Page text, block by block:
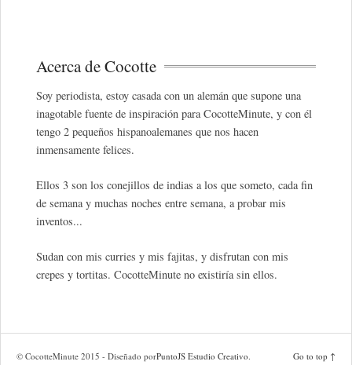
Acerca de Cocotte
Soy periodista, estoy casada con un alemán que supone una
inagotable fuente de inspiración para CocotteMinute, y con él
tengo 2 pequeños hispanoalemanes que nos hacen
inmensamente felices.
Ellos 3 son los conejillos de indias a los que someto, cada fin
de semana y muchas noches entre semana, a probar mis
inventos...
Sudan con mis curries y mis fajitas, y disfrutan con mis
crepes y tortitas. CocotteMinute no existiría sin ellos.
© CocotteMinute 2015 - Diseñado porPuntoJS Estudio Creativo Go to top ↑